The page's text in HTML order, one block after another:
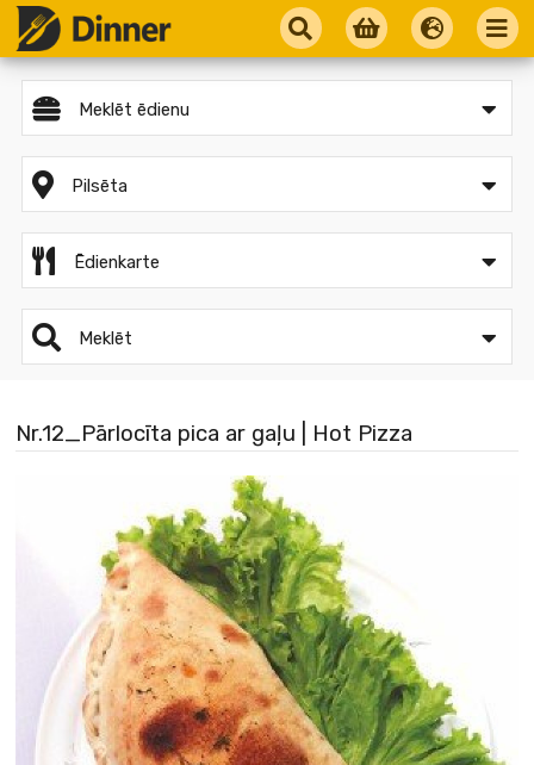
Meklēt ēdienu
Pilsēta
Ēdienkarte
Meklēt
Nr.12_Pārlocīta pica ar gaļu | Hot Pizza